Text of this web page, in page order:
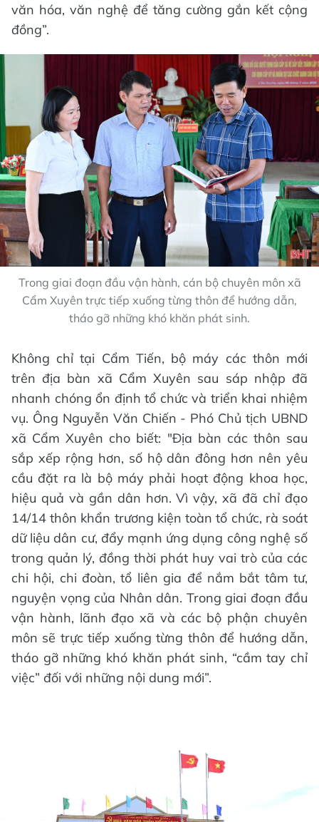
văn hóa, văn nghệ để tăng cường gắn kết cộng
đồng”.
Trong giai đoạn đầu vận hành, cán bộ chuyên môn xã
Cẩm Xuyên trực tiếp xuống từng thôn để hướng dẫn,
tháo gỡ những khó khăn phát sinh.
Không chỉ tại Cẩm Tiến, bộ máy các thôn mới
trên địa bàn xã Cẩm Xuyên sau sáp nhập đã
nhanh chóng ổn định tổ chức và triển khai nhiệm
vụ. Ông Nguyễn Văn Chiến - Phó Chủ tịch UBND
xã Cẩm Xuyên cho biết: "Địa bàn các thôn sau
sắp xếp rộng hơn, số hộ dân đông hơn nên yêu
cầu đặt ra là bộ máy phải hoạt động khoa học,
hiệu quả và gần dân hơn. Vì vậy, xã đã chỉ đạo
14/14 thôn khẩn trương kiện toàn tổ chức, rà soát
dữ liệu dân cư, đẩy mạnh ứng dụng công nghệ số
trong quản lý, đồng thời phát huy vai trò của các
chi hội, chi đoàn, tổ liên gia để nắm bắt tâm tư,
nguyện vọng của Nhân dân. Trong giai đoạn đầu
vận hành, lãnh đạo xã và các bộ phận chuyên
môn sẽ trực tiếp xuống từng thôn để hướng dẫn,
tháo gỡ những khó khăn phát sinh, “cầm tay chỉ
việc” đối với những nội dung mới”.